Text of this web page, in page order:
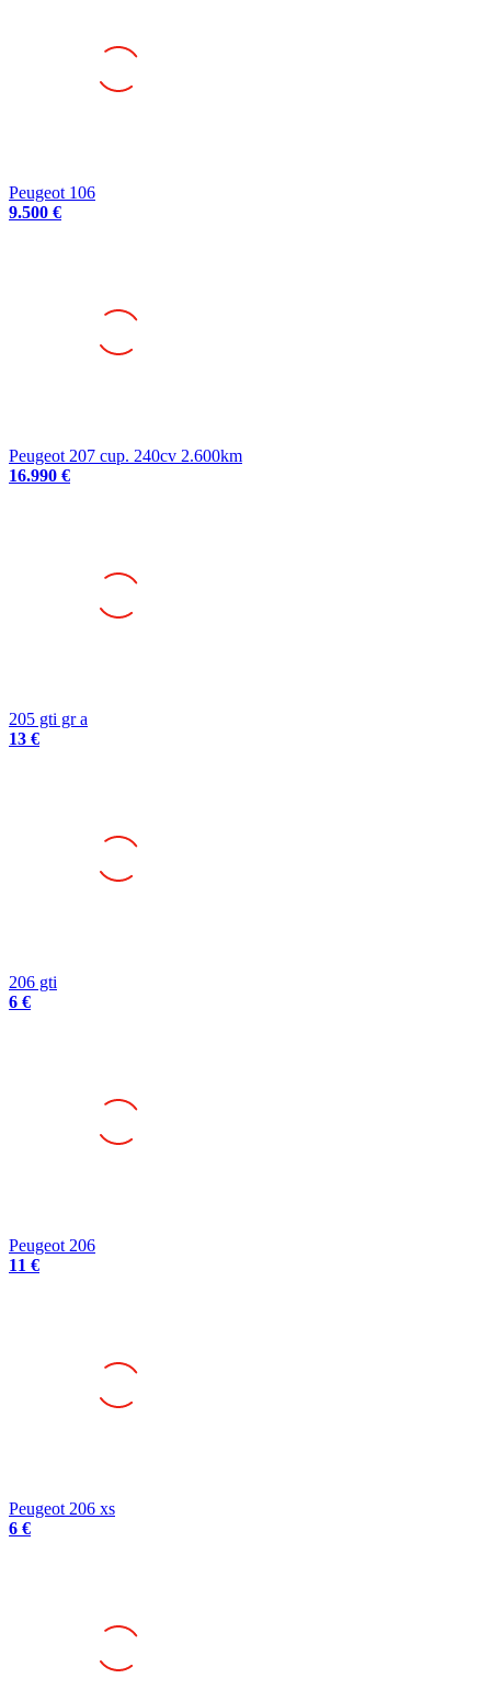
Peugeot 106
9.500 €
Peugeot 207 cup. 240cv 2.600km
16.990 €
205 gti gr a
13 €
206 gti
6 €
Peugeot 206
11 €
Peugeot 206 xs
6 €